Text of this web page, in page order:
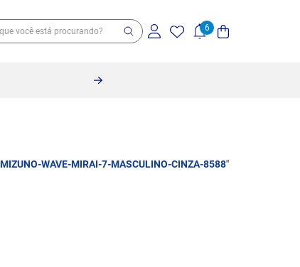
10% off no pix à vista -
WAVE-MIRAI-7-MASCULINO-CINZA-8588"